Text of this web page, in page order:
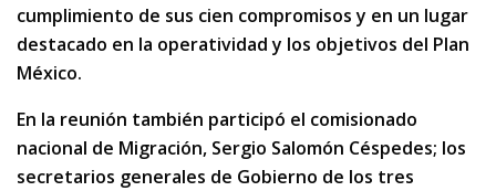
cumplimiento de sus cien compromisos y en un lugar
destacado en la operatividad y los objetivos del Plan
México.
En la reunión también participó el comisionado
nacional de Migración, Sergio Salomón Céspedes; los
secretarios generales de Gobierno de los tres